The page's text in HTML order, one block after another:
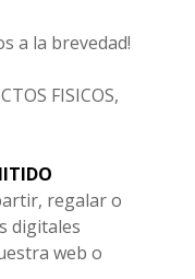
a la brevedad!
FISICOS,
regalar o
digitales
web o